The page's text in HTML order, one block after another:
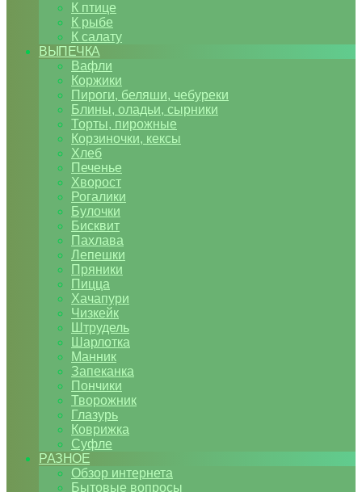
К птице
К рыбе
К салату
ВЫПЕЧКА
Вафли
Коржики
Пироги, беляши, чебуреки
Блины, оладьи, сырники
Торты, пирожные
Корзиночки, кексы
Хлеб
Печенье
Хворост
Рогалики
Булочки
Бисквит
Пахлава
Лепешки
Пряники
Пицца
Хачапури
Чизкейк
Штрудель
Шарлотка
Манник
Запеканка
Пончики
Творожник
Глазурь
Коврижка
Суфле
РАЗНОЕ
Обзор интернета
Бытовые вопросы